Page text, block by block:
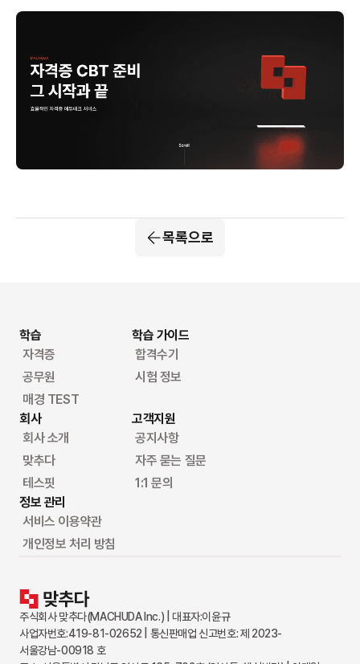
목록으로
학습
자격증
공무원
매경 TEST
학습 가이드
합격수기
시험 정보
회사
회사 소개
맞추다
테스핏
고객지원
공지사항
자주 묻는 질문
1:1 문의
정보 관리
서비스 이용약관
개인정보 처리 방침
주식회사 맞추다(MACHUDA Inc.) | 대표자:이윤규
사업자번호:419-81-02652 | 통신판매업 신고번호: 제 2023-
서울강남-00918 호